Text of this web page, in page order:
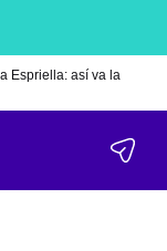
Espriella: así va la